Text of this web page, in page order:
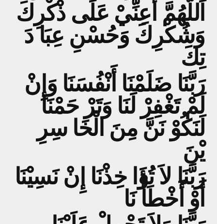
اَللَّهُمَّ أَعِنِّيْ عَلَى ذْكْرِكَ
وَشُكْرِكَ وَحُسْنِ عِبَا دَ
تِكَ
رَبَّنَا ضَلَمْنَا أَنْفُسَنَا وَإِنْ
لَمْ تَغْفِرْ لَنَا وَتَرْ حَمْنَا
لَنَكُوْ نَنَّ مِنَ الْخَا سِرِ
يْنَ
رَبَّنَا لاَ تُؤَا خِذْنَا إِنْ نَسِيْنَا
أَوْ أَخْطَأْ نَا